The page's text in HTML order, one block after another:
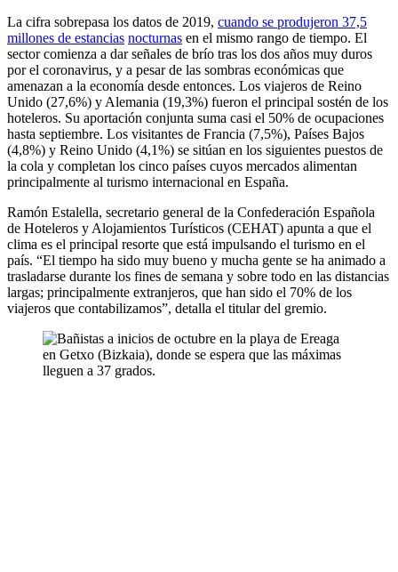
La cifra sobrepasa los datos de 2019, cuando se produjeron 37,5
millones de estancias nocturnas en el mismo rango de tiempo. El
sector comienza a dar señales de brío tras los dos años muy duros
por el coronavirus, y a pesar de las sombras económicas que
amenazan a la economía desde entonces. Los viajeros de Reino
Unido (27,6%) y Alemania (19,3%) fueron el principal sostén de los
hoteleros. Su aportación conjunta suma casi el 50% de ocupaciones
hasta septiembre. Los visitantes de Francia (7,5%), Países Bajos
(4,8%) y Reino Unido (4,1%) se sitúan en los siguientes puestos de
la cola y completan los cinco países cuyos mercados alimentan
principalmente al turismo internacional en España.
Ramón Estalella, secretario general de la Confederación Española
de Hoteleros y Alojamientos Turísticos (CEHAT) apunta a que el
clima es el principal resorte que está impulsando el turismo en el
país. “El tiempo ha sido muy bueno y mucha gente se ha animado a
trasladarse durante los fines de semana y sobre todo en las distancias
largas; principalmente extranjeros, que han sido el 70% de los
viajeros que contabilizamos”, detalla el titular del gremio.